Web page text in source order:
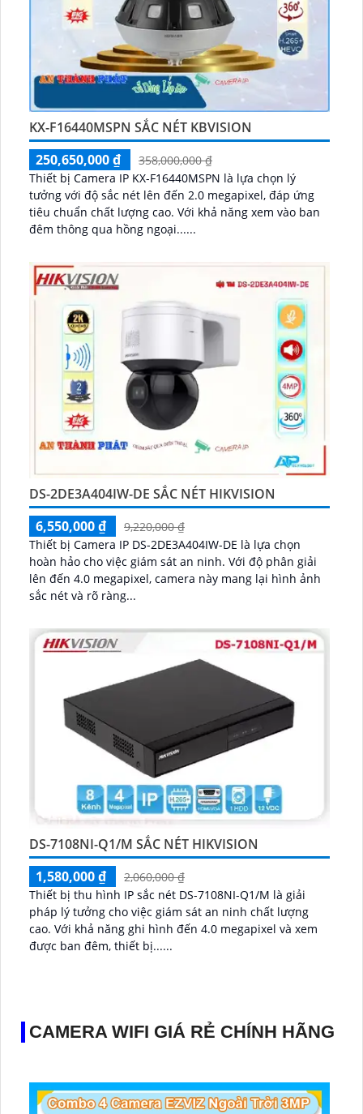
KX-F16440MSPN SẮC NÉT KBVISION
250,650,000 ₫
358,000,000 ₫
Thiết bị Camera IP KX-F16440MSPN là lựa chọn lý
tưởng với độ sắc nét lên đến 2.0 megapixel, đáp ứng
tiêu chuẩn chất lượng cao. Với khả năng xem vào ban
đêm thông qua hồng ngoại......
DS-2DE3A404IW-DE SẮC NÉT HIKVISION
6,550,000 ₫
9,220,000 ₫
Thiết bị Camera IP DS-2DE3A404IW-DE là lựa chọn
hoàn hảo cho việc giám sát an ninh. Với độ phân giải
lên đến 4.0 megapixel, camera này mang lại hình ảnh
sắc nét và rõ ràng...
DS-7108NI-Q1/M SẮC NÉT HIKVISION
1,580,000 ₫
2,060,000 ₫
Thiết bị thu hình IP sắc nét DS-7108NI-Q1/M là giải
pháp lý tưởng cho việc giám sát an ninh chất lượng
cao. Với khả năng ghi hình đến 4.0 megapixel và xem
được ban đêm, thiết bị......
CAMERA WIFI GIÁ RẺ CHÍNH HÃNG